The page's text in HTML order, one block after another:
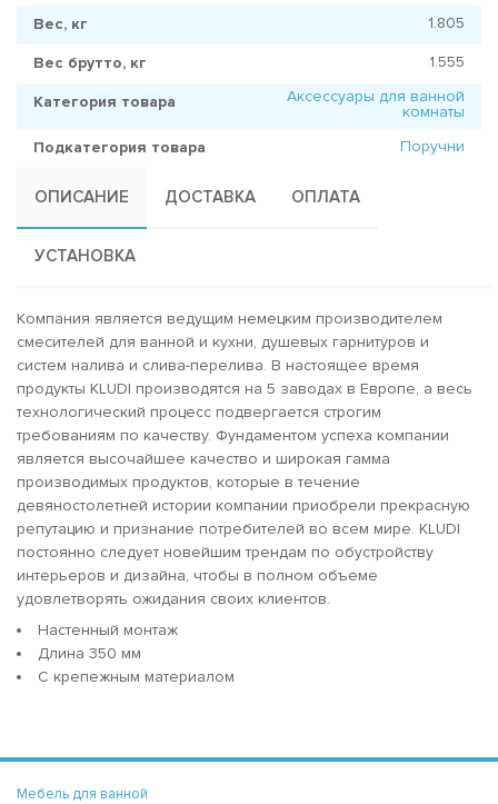
Вес, кг 1.805
Вес брутто, кг 1.555
Категория товара
Аксессуары для ванной
комнаты
Подкатегория товара
Поручни
ОПИСАНИЕ ДОСТАВКА ОПЛАТА
УСТАНОВКА
Компания является ведущим немецким производителем
смесителей для ванной и кухни, душевых гарнитуров и
систем налива и слива-перелива. В настоящее время
продукты KLUDI производятся на 5 заводах в Европе, а весь
технологический процесс подвергается строгим
требованиям по качеству. Фундаментом успеха компании
является высочайшее качество и широкая гамма
производимых продуктов, которые в течение
девяностолетней истории компании приобрели прекрасную
репутацию и признание потребителей во всем мире. KLUDI
постоянно следует новейшим трендам по обустройству
интерьеров и дизайна, чтобы в полном объеме
удовлетворять ожидания своих клиентов.
Настенный монтаж
Длина 350 мм
С крепежным материалом
Мебель для ванной